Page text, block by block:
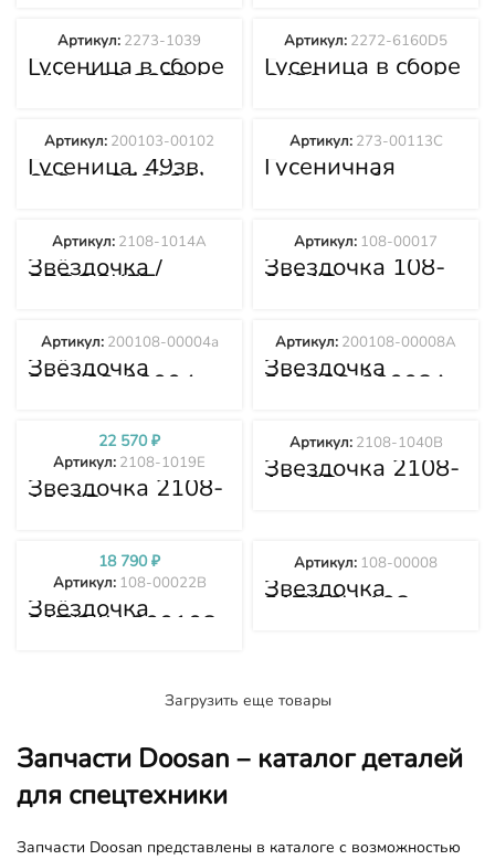
Гусеница в сборе
51Lx600 2273-
Артикул: 2273-1039
Гусеница в сборе
S420
Артикул: 2272-6160D5
Гусеница, 49зв,
600мм 200103-
Артикул: 200103-00102
Гусеничная
лента в сборе
Артикул: 273-00113C
Звёздочка /
SPROCKET
Артикул: 2108-1014A
Звездочка 108-
00017
Артикул: 108-00017
Звёздочка
200108-00004а
Артикул: 200108-00004а
Звездочка
200108-00008A
Артикул: 200108-00008A
Звездочка 2108-
1019E
Артикул: 2108-1019E
22 570₽
Звездочка 2108-
1040B
Артикул: 2108-1040B
Звёздочка
21T/24H 200108-
Артикул: 108-00022B
18 790₽
Звездочка
21T/26H 108-
Артикул: 108-00008
Загрузить еще товары
Запчасти Doosan – каталог деталей
для спецтехники
Запчасти Doosan представлены в каталоге с возможностью